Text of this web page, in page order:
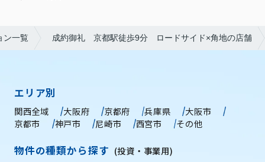
ン一覧 成約御礼 京都駅徒歩9分 ロードサイド×角地の店舗
エリア別
関西全域 大阪府 京都府 兵庫県
大阪市
京都市
神戸市 尼崎市 西宮市 その他
物件の種類から探す (投資・事業用)